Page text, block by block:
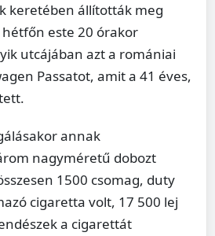
keretében állították meg
este 20 órakor
utcájában azt a romániai
Passatot, amit a 41 éves,
annak
nagyméretű dobozt
1500 csomag, duty
cigaretta volt, 17 500 lej
a cigarettát